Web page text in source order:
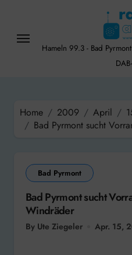
content
Hameln 99.3 - Bad
Home 2009 April
Bad Pyrmont sucht
Bad Pyrmont
Bad Pyrmont sucht
Windräder
By Ute Ziegeler Apr. 15,